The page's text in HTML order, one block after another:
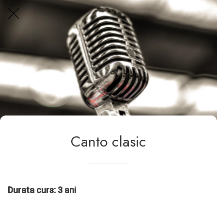
Canto clasic
Durata curs: 3 ani
Centrul Burada 🇷🇴 🇬🇧 🇫🇷
Asistentul Centrului Cultural Teodor T. Burada